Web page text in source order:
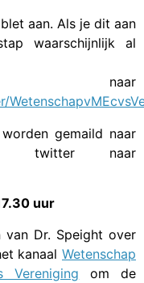
aan. Als je dit aan
waarschijnlijk al
gemaild naar
naar
uur
van Dr. Speight over
kanaal Wetenschap
om de